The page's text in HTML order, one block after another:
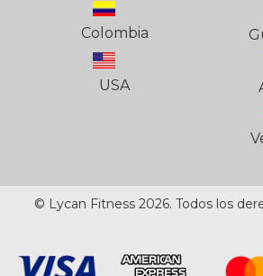
Colombia
USA
© Lycan Fitness 2026. Todos los